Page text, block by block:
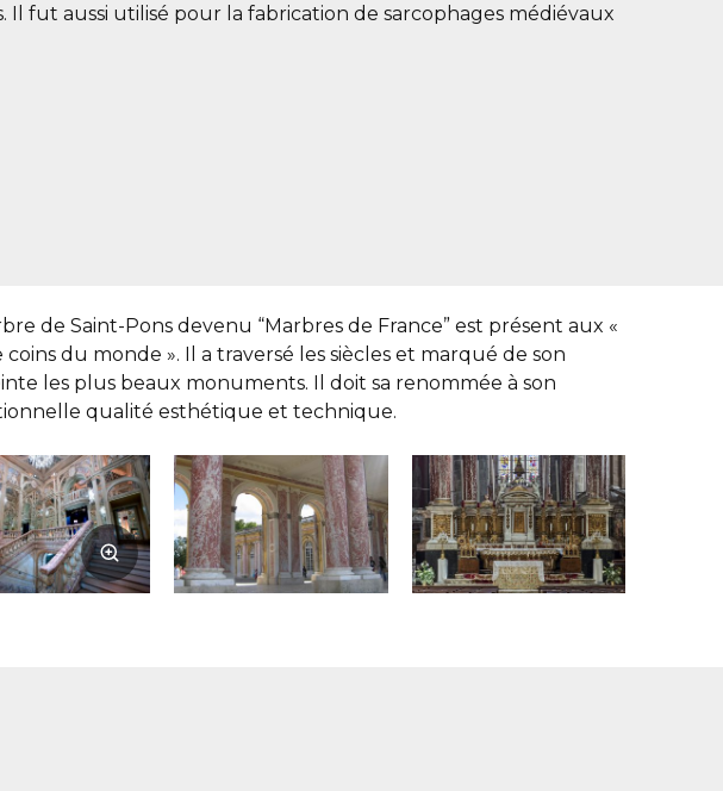
fut aussi utilisé pour la fabrication de sarcophages médiévaux
de Saint-Pons devenu “Marbres de France” est présent aux «
du monde ». Il a traversé les siècles et marqué de son
les plus beaux monuments. Il doit sa renommée à son
qualité esthétique et technique.